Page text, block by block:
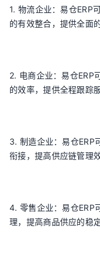
1. 物流企业：易仓ERP
的有效整合，提供全面
2. 电商企业：易仓ERP
的效率，提供全程跟踪服
3. 制造企业：易仓ERP
衔接，提高供应链管理效
4. 零售企业：易仓ERP
理，提高商品供应的稳定